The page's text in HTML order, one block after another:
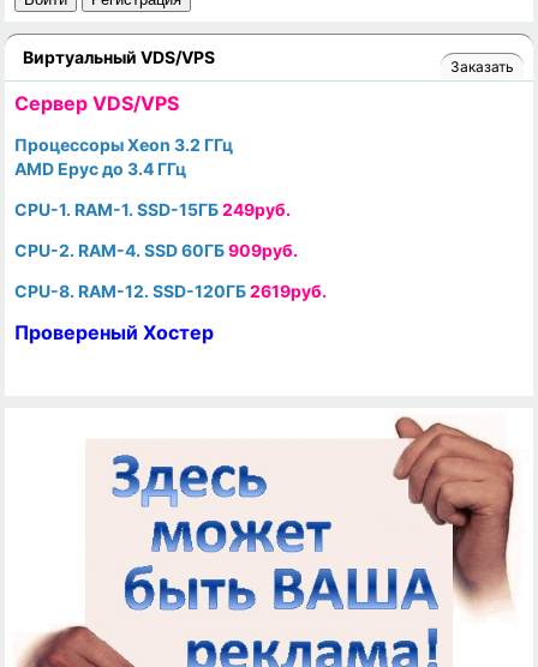
Виртуальный VDS/VPS Заказать
Cервер VDS/VPS
Процессоры Xeon 3.2 ГГц
AMD Epyc до 3.4 ГГц
CPU-1. RAM-1. SSD-15ГБ249руб.
CPU-2. RAM-4. SSD 60ГБ909руб.
CPU-8. RAM-12. SSD-120ГБ2619руб.
Провереный Хостер